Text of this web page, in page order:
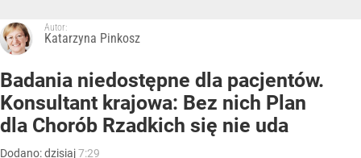
Autor:
Katarzyna Pinkosz
Badania niedostępne dla pacjentów.
Konsultant krajowa: Bez nich Plan
dla Chorób Rzadkich się nie uda
Dodano:dzisiaj7:29